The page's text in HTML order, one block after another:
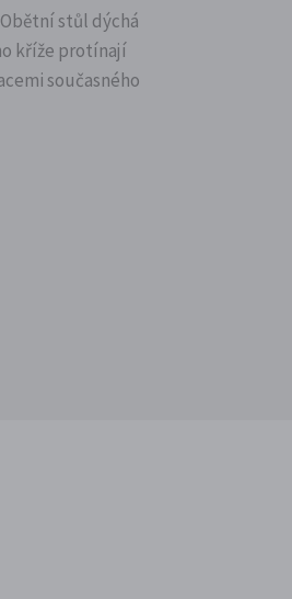
stůl dýchá
kříže protínají
současného